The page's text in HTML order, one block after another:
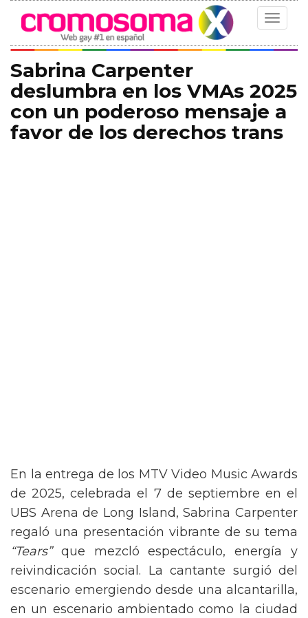
Toggle
Sabrina Carpenter
deslumbra en los VMAs 2025
con un poderoso mensaje a
favor de los derechos trans
En la entrega de los MTV Video Music Awards
de 2025, celebrada el 7 de septiembre en el
UBS Arena de Long Island, Sabrina Carpenter
regaló una presentación vibrante de su tema
“Tears”que mezcló espectáculo, energía y
reivindicación social. La cantante surgió del
escenario emergiendo desde una alcantarilla,
en un escenario ambientado como la ciudad